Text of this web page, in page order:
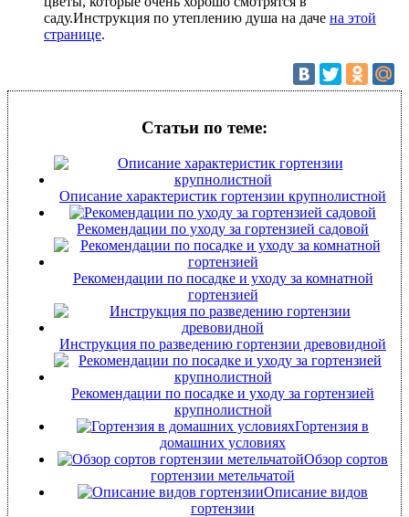
саду.Инструкция по утеплению душа на даче на этой
странице.
Статьи по теме:
Описание характеристик гортензии крупнолистной
Рекомендации по уходу за гортензией садовой
Рекомендации по посадке и уходу за комнатной
гортензией
Инструкция по разведению гортензии древовидной
Рекомендации по посадке и уходу за гортензией
крупнолистной
Гортензия в
домашних условиях
Обзор сортов
гортензии метельчатой
Описание видов
гортензии